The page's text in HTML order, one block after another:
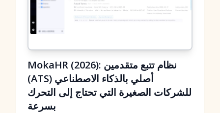
MokaHR (2026): نظام تتبع متقدمين
(ATS) أصلي بالذكاء الاصطناعي
للشركات الصغيرة التي تحتاج إلى التحرك
بسرعة